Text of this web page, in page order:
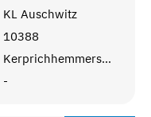
KL Auschwitz
10388
Kerprichhemmersdorf
-